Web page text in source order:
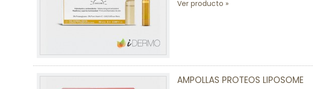
Ver producto
AMPOLLAS PROTEOS LIPOSOME